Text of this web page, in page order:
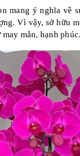
mang ý nghĩa về
Vì vậy, sở hữu
mắn, hạnh phúc.